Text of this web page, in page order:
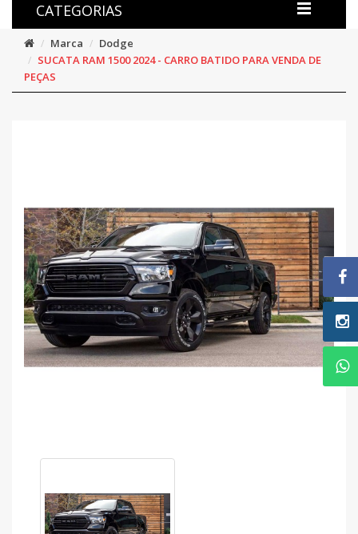
CATEGORIAS
Marca
Dodge
SUCATA RAM 1500 2024 - CARRO BATIDO PARA VENDA DE
PEÇAS